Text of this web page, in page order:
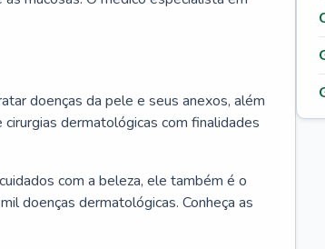
doenças da pele e seus anexos, além
dermatológicas com finalidades
com a beleza, ele também é o
doenças dermatológicas. Conheça as